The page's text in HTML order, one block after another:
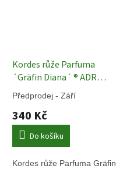
Kordes růže Parfuma
´Gräfin Diana´ ® ADR
Německé Růže
Předprodej - Září
340 Kč
Do košíku
Kordes růže Parfuma Gräfin